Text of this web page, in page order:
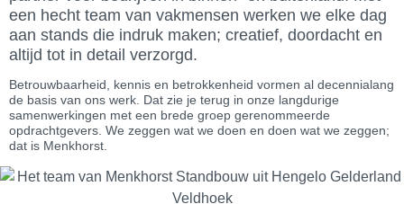
een hecht team van vakmensen werken we elke dag
aan stands die indruk maken; creatief, doordacht en
altijd tot in detail verzorgd.
Betrouwbaarheid, kennis en betrokkenheid vormen al decennialang
de basis van ons werk. Dat zie je terug in onze langdurige
samenwerkingen met een brede groep gerenommeerde
opdrachtgevers. We zeggen wat we doen en doen wat we zeggen;
dat is Menkhorst.